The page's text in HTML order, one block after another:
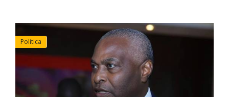
Politica